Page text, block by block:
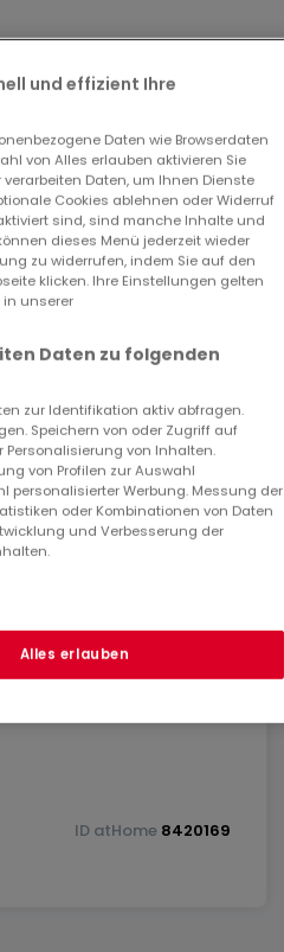
ID atHome 8420169
und effizient Ihre
Daten wie Browserdaten
von Alles erlauben aktivieren Sie
Daten, um Ihnen Dienste
Cookies ablehnen oder Widerruf
sind, sind manche Inhalte und
dieses Menü jederzeit wieder
zu widerrufen, indem Sie auf den
klicken. Ihre Einstellungen gelten
in unserer
Daten zu folgenden
zur Identifikation aktiv abfragen.
Speichern von oder Zugriff auf
Personalisierung von Inhalten.
von Profilen zur Auswahl
personalisierter Werbung. Messung der
oder Kombinationen von Daten
und Verbesserung der
Alles erlauben